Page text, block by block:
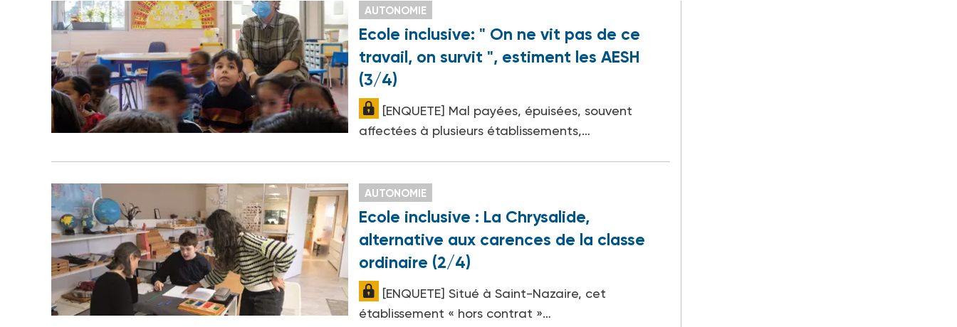
AUTONOMIE
Ecole inclusive: " On ne vit pas de ce
travail, on survit ", estiment les AESH
(3/4)
[ENQUETE] Mal payées, épuisées, souvent
affectées à plusieurs établissements,…
AUTONOMIE
Ecole inclusive : La Chrysalide,
alternative aux carences de la classe
ordinaire (2/4)
[ENQUETE] Situé à Saint-Nazaire, cet
établissement « hors contrat »…